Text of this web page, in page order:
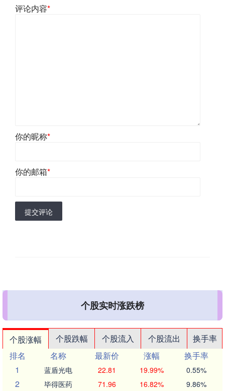
评论内容*
你的昵称*
你的邮箱*
提交评论
个股实时涨跌榜
个股涨幅 个股跌幅 个股流入 个股流出
换手率
排名
名称 最新价 涨幅
换手率
1
蓝盾光电 22.81 19.99% 0.55%
2 毕得医药 71.96 16.82% 9.86%